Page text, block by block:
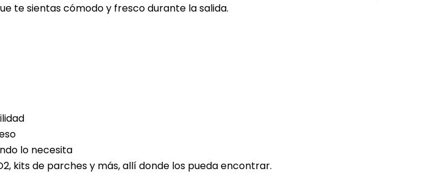
te sientas cómodo y fresco durante la salida.
lo necesita
kits de parches y más, allí donde los pueda encontrar.